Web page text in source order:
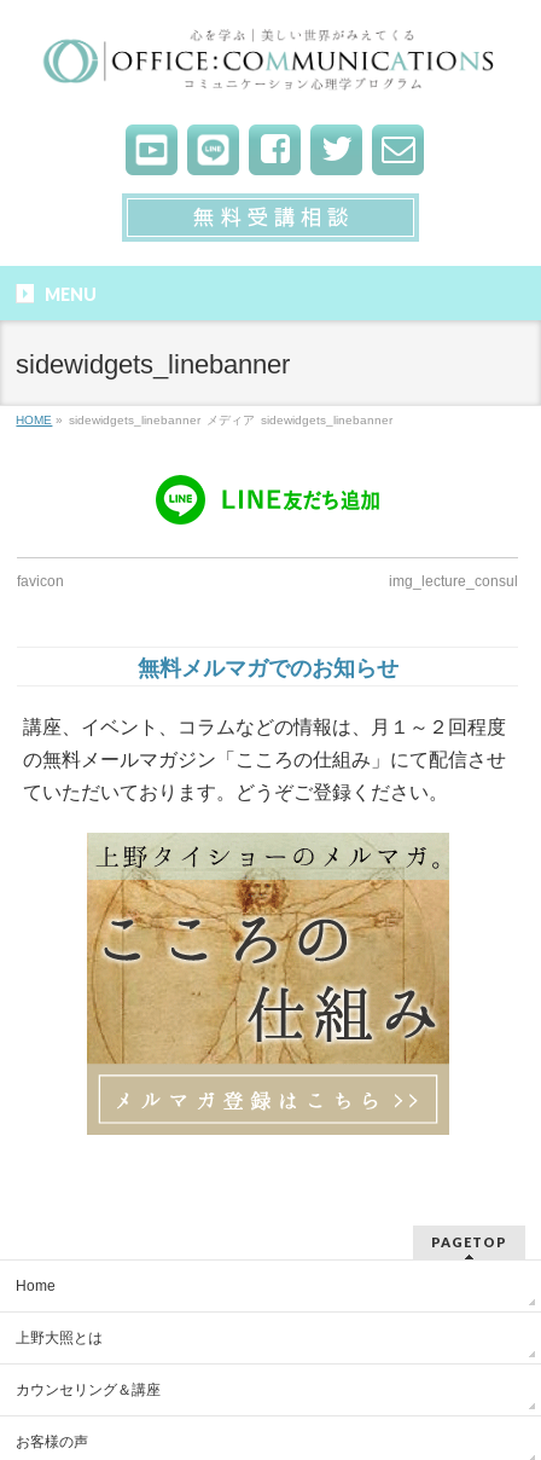
MENU
sidewidgets_linebanner
HOME » sidewidgets_linebanner メディア sidewidgets_linebanner
favicon img_lecture_consul
無料メルマガでのお知らせ
講座、イベント、コラムなどの情報は、月１～２回程度
の無料メールマガジン「こころの仕組み」にて配信させ
ていただいております。どうぞご登録ください。
PAGETOP
Home
上野大照とは
カウンセリング＆講座
お客様の声